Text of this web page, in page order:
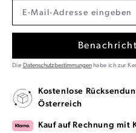
Die Datenschutzbestimmungenhabe ich zur
Kostenlose
Österreich
Kauf auf Rechnung mit